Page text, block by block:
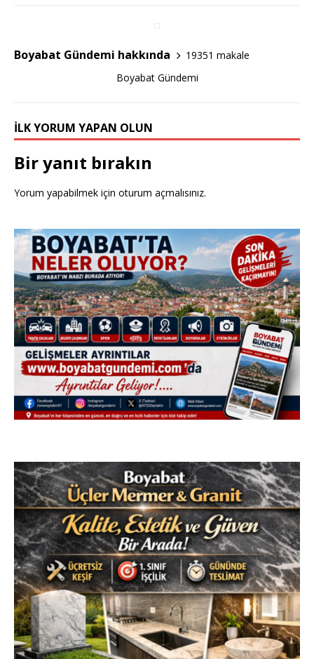
o
Boyabat Gündemi hakkında
19351 makale
Boyabat Gündemi
İLK YORUM YAPAN OLUN
Bir yanıt bırakın
Yorum yapabilmek için oturum açmalısınız.